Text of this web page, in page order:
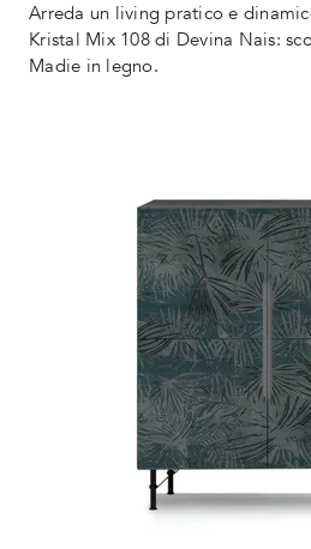
Arreda un living pratico e
Kristal Mix 108 di Devina Nais:
Madie in legno.